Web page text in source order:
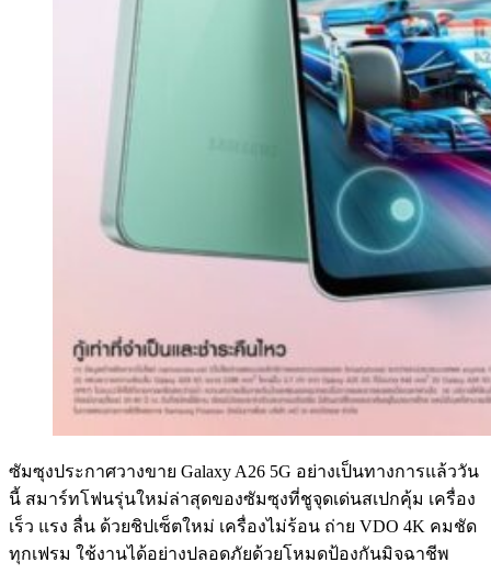
ซัมซุงประกาศวางขาย Galaxy A26 5G อย่างเป็นทางการแล้ววัน
นี้ สมาร์ทโฟนรุ่นใหม่ล่าสุดของซัมซุงที่ชูจุดเด่นสเปกคุ้ม เครื่อง
เร็ว แรง ลื่น ด้วยชิปเซ็ตใหม่ เครื่องไม่ร้อน ถ่าย VDO 4K คมชัด
ทุกเฟรม ใช้งานได้อย่างปลอดภัยด้วยโหมดป้องกันมิจฉาชีพ